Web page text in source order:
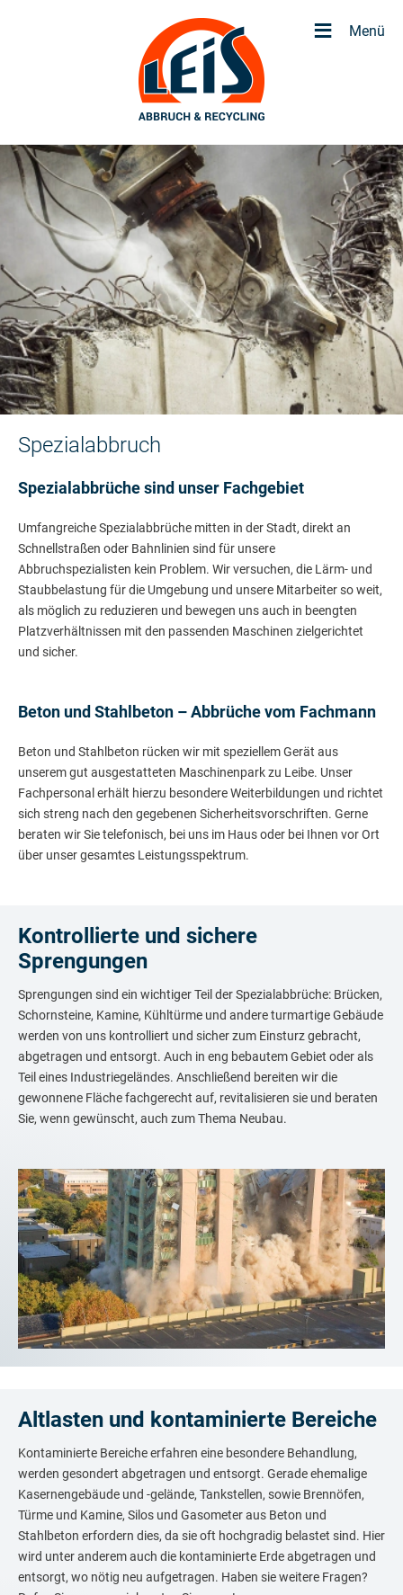
≡ Menü
Spezialabbruch
Spezialabbrüche sind unser Fachgebiet
Umfangreiche Spezialabbrüche mitten in der Stadt, direkt an
Schnellstraßen oder Bahnlinien sind für unsere
Abbruchspezialisten kein Problem. Wir versuchen, die Lärm- und
Staubbelastung für die Umgebung und unsere Mitarbeiter so weit,
als möglich zu reduzieren und bewegen uns auch in beengten
Platzverhältnissen mit den passenden Maschinen zielgerichtet
und sicher.
Beton und Stahlbeton – Abbrüche vom Fachmann
Beton und Stahlbeton rücken wir mit speziellem Gerät aus
unserem gut ausgestatteten Maschinenpark zu Leibe. Unser
Fachpersonal erhält hierzu besondere Weiterbildungen und richtet
sich streng nach den gegebenen Sicherheitsvorschriften. Gerne
beraten wir Sie telefonisch, bei uns im Haus oder bei Ihnen vor Ort
über unser gesamtes Leistungsspektrum.
Kontrollierte und sichere
Sprengungen
Sprengungen sind ein wichtiger Teil der Spezialabbrüche: Brücken,
Schornsteine, Kamine, Kühltürme und andere turmartige Gebäude
werden von uns kontrolliert und sicher zum Einsturz gebracht,
abgetragen und entsorgt. Auch in eng bebautem Gebiet oder als
Teil eines Industriegeländes. Anschließend bereiten wir die
gewonnene Fläche fachgerecht auf, revitalisieren sie und beraten
Sie, wenn gewünscht, auch zum Thema Neubau.
Altlasten und kontaminierte Bereiche
Kontaminierte Bereiche erfahren eine besondere Behandlung,
werden gesondert abgetragen und entsorgt. Gerade ehemalige
Kasernengebäude und -gelände, Tankstellen, sowie Brennöfen,
Türme und Kamine, Silos und Gasometer aus Beton und
Stahlbeton erfordern dies, da sie oft hochgradig belastet sind. Hier
wird unter anderem auch die kontaminierte Erde abgetragen und
entsorgt, wo nötig neu aufgetragen. Haben sie weitere Fragen?